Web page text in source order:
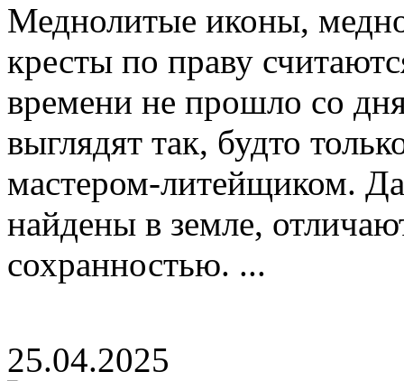
Меднолитые иконы,
кресты по праву
времени не прошло со
выглядят так, будто
мастером-литейщиком.
найдены в земле,
сохранностью. ...
25.04.2025